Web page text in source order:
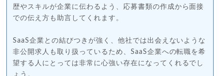
歴やスキルが企業に伝わるよう、応募書類の作成から面接
での伝え方も助言してくれます。
SaaS企業との結びつきが強く、他社では出会えないような
非公開求人も取り扱っているため、SaaS企業への転職を希
望する人にとっては非常に心強い存在になってくれるでし
ょう。